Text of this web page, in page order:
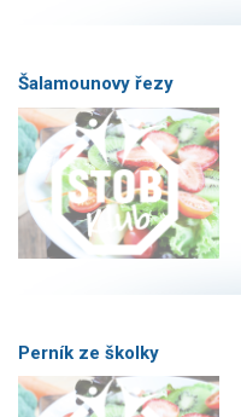
Šalamounovy řezy
Perník ze školky